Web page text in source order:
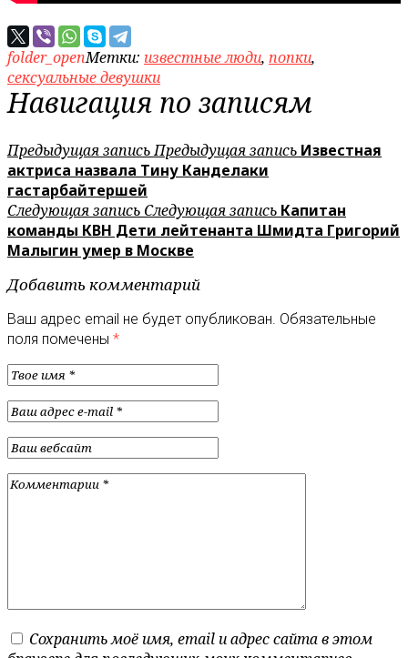
folder_openМетки: известные люди, попки,
сексуальные девушки
Навигация по записям
Предыдущая записьПредыдущая запись Известная
актриса назвала Тину Канделаки
гастарбайтершей
Следующая запись Следующая запись Капитан
команды КВН Дети лейтенанта Шмидта Григорий
Малыгин умер в Москве
Добавить комментарий
Ваш адрес email не будет опубликован. Обязательные
поля помечены *
Сохранить моё имя, email и адрес сайта в этом